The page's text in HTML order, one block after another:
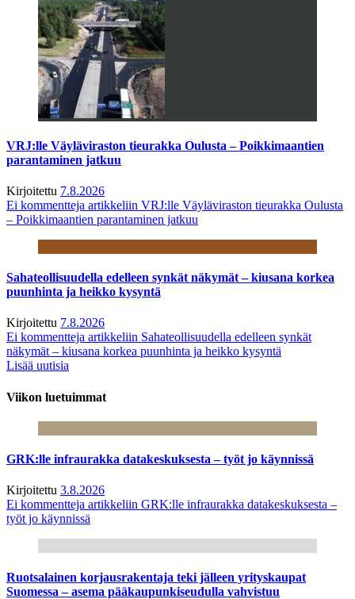
VRJ:lle Väyläviraston tieurakka Oulusta – Poikkimaantien
parantaminen jatkuu
Kirjoitettu 7.8.2026
Ei kommentteja artikkeliin VRJ:lle Väyläviraston tieurakka Oulusta
– Poikkimaantien parantaminen jatkuu
Sahateollisuudella edelleen synkät näkymät – kiusana korkea
puunhinta ja heikko kysyntä
Kirjoitettu 7.8.2026
Ei kommentteja artikkeliin Sahateollisuudella edelleen synkät
näkymät – kiusana korkea puunhinta ja heikko kysyntä
Lisää uutisia
Viikon luetuimmat
GRK:lle infraurakka datakeskuksesta – työt jo käynnissä
Kirjoitettu 3.8.2026
Ei kommentteja artikkeliin GRK:lle infraurakka datakeskuksesta –
työt jo käynnissä
Ruotsalainen korjausrakentaja teki jälleen yrityskaupat
Suomessa – asema pääkaupunkiseudulla vahvistuu